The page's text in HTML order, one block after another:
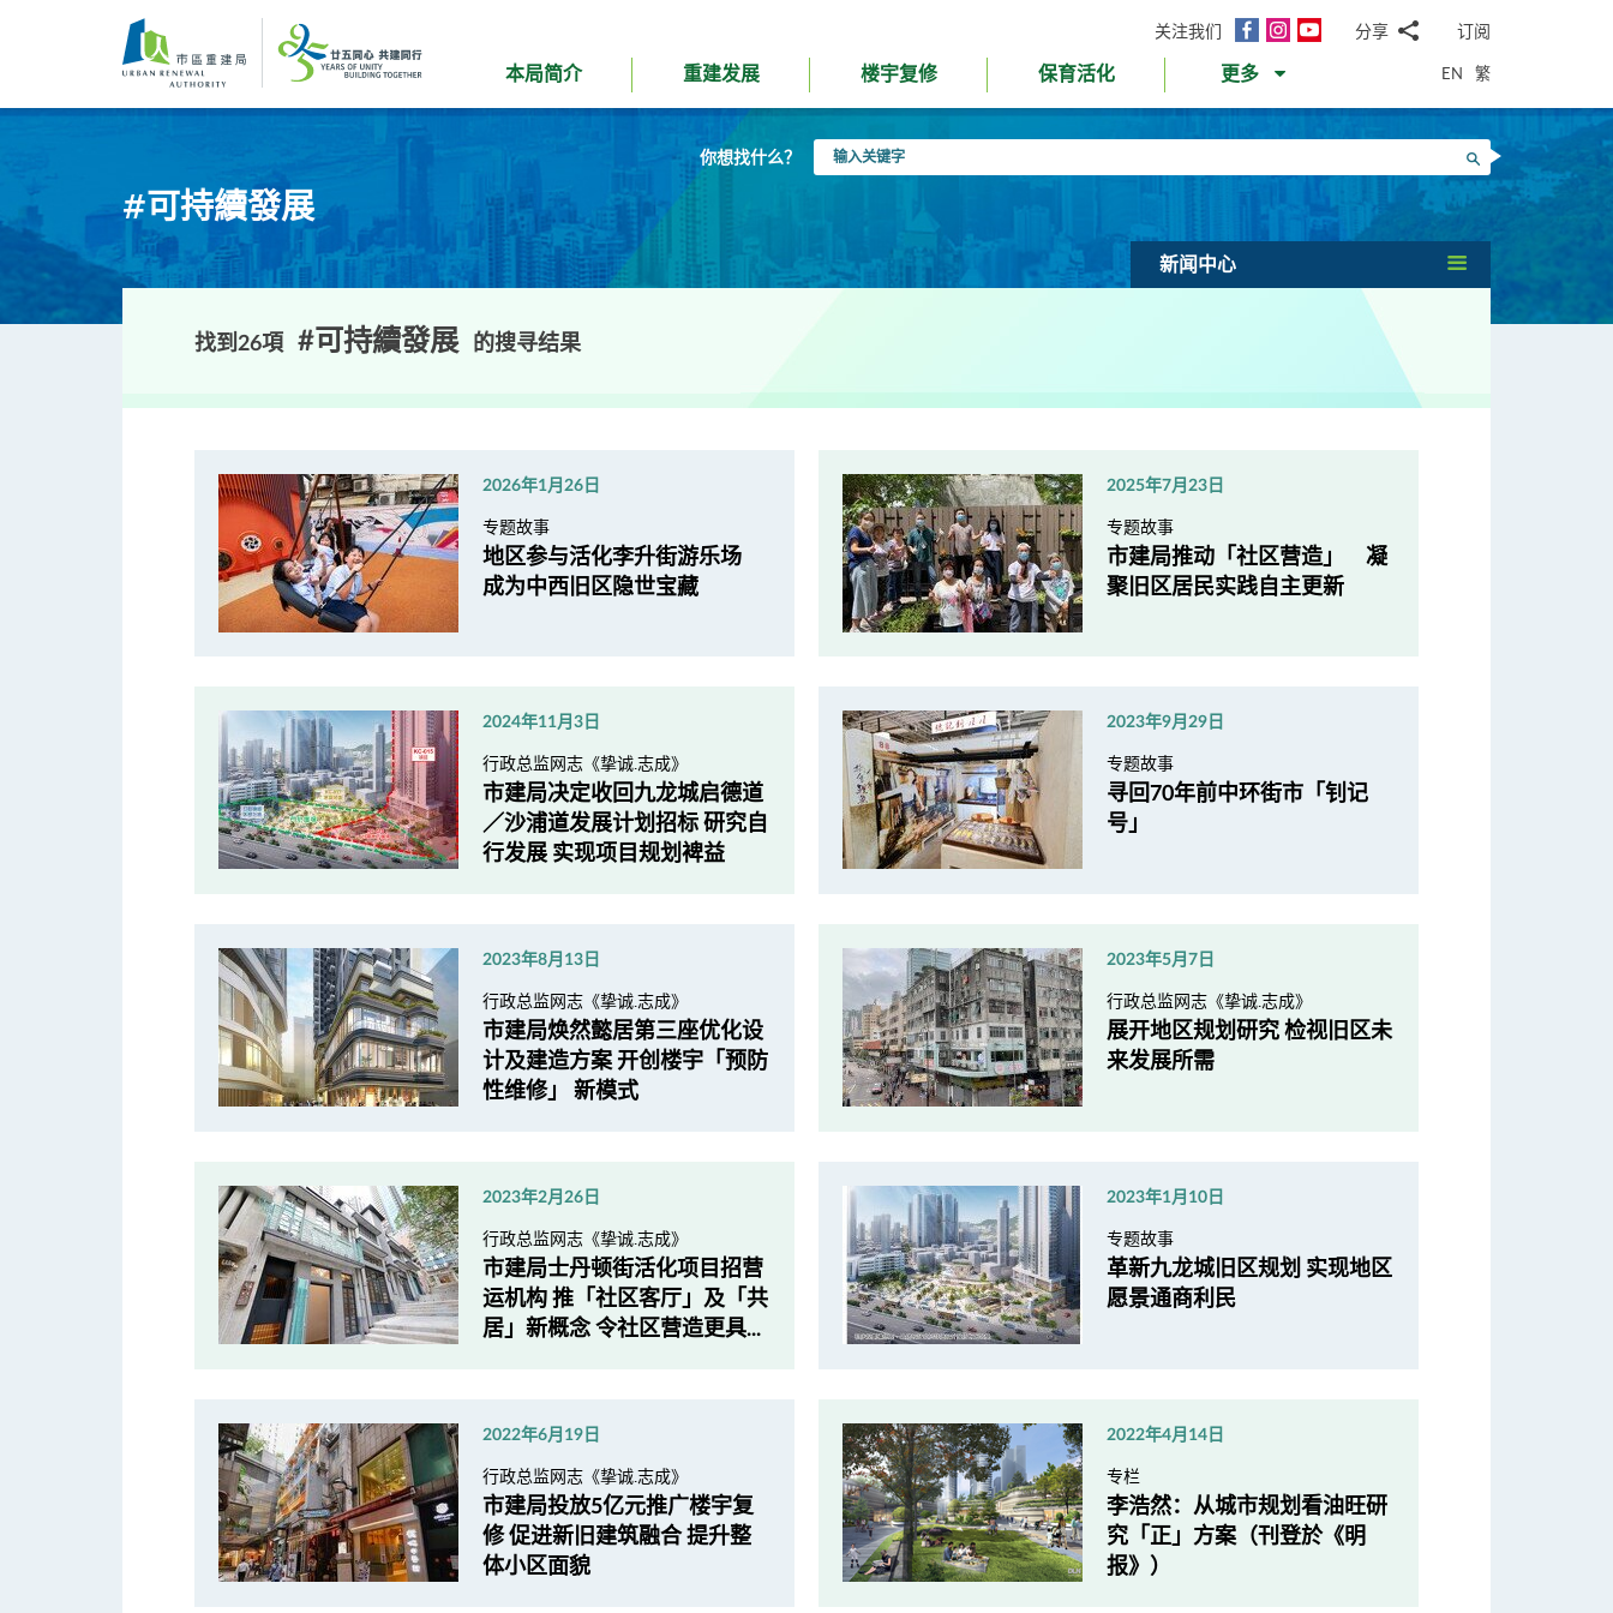
内
关注我们
面
InstagramYouTube分享
邮WhatsApp
微
信
面
书Twitter
LinkedIn
微
博
订阅
本局简介 重建发展 楼宇复修 保育活化 更多 EN 繁
你想找什么？
入
字
搜寻
#可持續發展
新闻中心
找到26項 #可持續發展 的搜寻结果
2026年1月26日
专题故事
地区参与活化李升街游乐场
成为中西旧区隐世宝藏
2025年7月23日
专题故事
市建局推动「社区营造」 凝
聚旧区居民实践自主更新
2024年11月3日
行政总监网志《挚诚.志成》
市建局决定收回九龙城启德道
／沙浦道发展计划招标 研究自
行发展 实现项目规划裨益
2023年9月29日
专题故事
寻回70年前中环街市「钊记
号」
2023年8月13日
行政总监网志《挚诚.志成》
市建局焕然懿居第三座优化设
计及建造方案 开创楼宇「预防
性维修」 新模式
2023年5月7日
行政总监网志《挚诚.志成》
展开地区规划研究 检视旧区未
来发展所需
2023年2月26日
行政总监网志《挚诚.志成》
市建局士丹顿街活化项目招营
运机构 推「社区客厅」及「共
居」新概念 令社区营造更具...
2023年1月10日
专题故事
革新九龙城旧区规划 实现地区
愿景通商利民
2022年6月19日
行政总监网志《挚诚.志成》
市建局投放5亿元推广楼宇复
修 促进新旧建筑融合 提升整
体小区面貌
2022年4月14日
专栏
李浩然：从城市规划看油旺研
究「正」方案（刊登於《明
报》）